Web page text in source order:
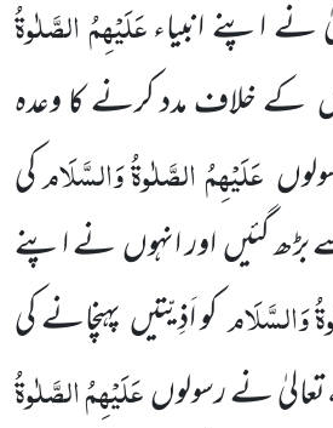
نے اپنے انبیاءعَلَیْہِمُ الصَّلٰوۃُ
کے خلاف مددکرنے کا وعدہ
عَلَیْہِمُ الصَّلٰوۃُ وَالسَّلَامکی
بڑھ گئیںاور انہوںنے اپنے
وَالسَّلَامکو اَذِیّتیںپہنچانے کی
تعالیٰ نے رسولوںعَلَیْہِمُ الصَّلٰوۃُ